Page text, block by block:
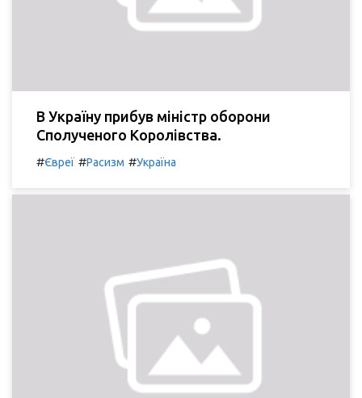
В Україну прибув міністр оборони
Сполученого Королівства.
#Євреї #Расизм #Україна